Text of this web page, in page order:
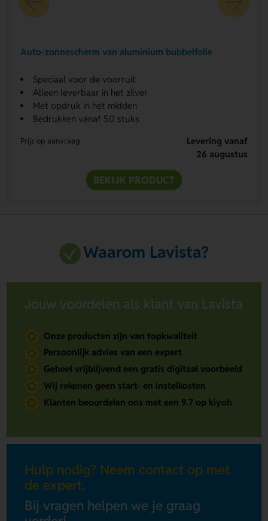
Auto-zonnescherm van aluminium bubbelfolie
Speciaal voor de voorruit
Alleen leverbaar in het zilver
Met opdruk in het midden
Bedrukken vanaf 50 stuks
Prijs op aanvraag
Levering vanaf
26 augustus
BEKIJK PRODUCT
Waarom Lavista?
Jouw voordelen als klant van Lavista
Onze producten zijn van topkwaliteit
Persoonlijk advies van een expert
Geheel vrijblijvend een gratis digitaal voorbeeld
Wij rekenen geen start- en instelkosten
Klanten beoordelen ons met een 9.7 op kiyoh
Hulp nodig? Neem contact op met
de expert.
Bij vragen helpen we je graag